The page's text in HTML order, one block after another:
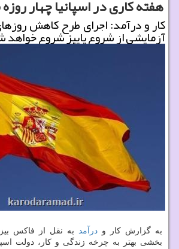
هفته كاری در اسپانیا چهار
کار و درآمد: اجرای طرح کاهش
آزمایشی از شروع پاییز شروع
به گزارش کار و درآمد به نقل از فاکس
بخشی بهتر به چرخه زندگی و کار، دولت